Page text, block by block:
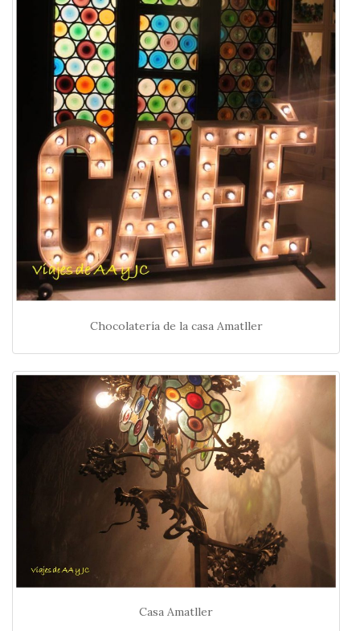
Chocolatería de la casa Amatller
Casa Amatller